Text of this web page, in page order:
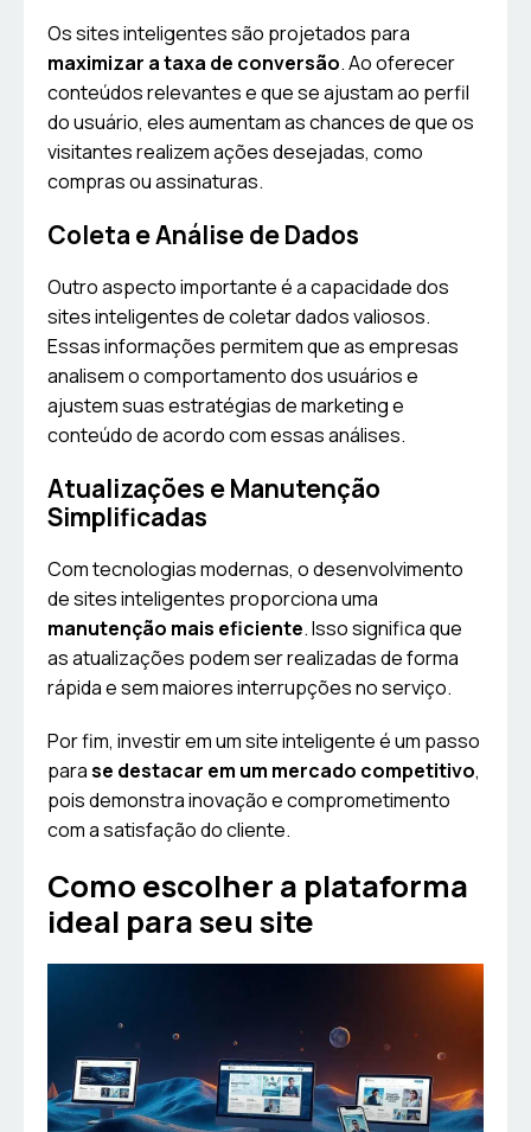
Os sites inteligentes são projetados para
maximizar a taxa de conversão. Ao oferecer
conteúdos relevantes e que se ajustam ao perfil
do usuário, eles aumentam as chances de que os
visitantes realizem ações desejadas, como
compras ou assinaturas.
Coleta e Análise de Dados
Outro aspecto importante é a capacidade dos
sites inteligentes de coletar dados valiosos.
Essas informações permitem que as empresas
analisem o comportamento dos usuários e
ajustem suas estratégias de marketing e
conteúdo de acordo com essas análises.
Atualizações e Manutenção
Simplificadas
Com tecnologias modernas, o desenvolvimento
de sites inteligentes proporciona uma
manutenção mais eficiente. Isso significa que
as atualizações podem ser realizadas de forma
rápida e sem maiores interrupções no serviço.
Por fim, investir em um site inteligente é um passo
parase destacar em um mercado competitivo,
pois demonstra inovação e comprometimento
com a satisfação do cliente.
Como escolher a plataforma
ideal para seu site